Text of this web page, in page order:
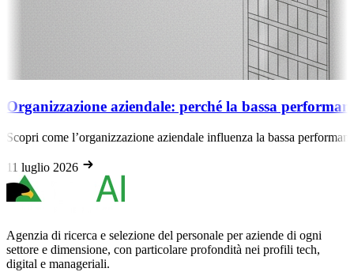
la bassa performance dipende dalla struttura
la bassa performance. Non è colpa dei singoli, ma della
Agenzia di ricerca e selezione del personale per aziende di ogni
settore e dimensione, con particolare profondità nei profili tech,
digital e manageriali.